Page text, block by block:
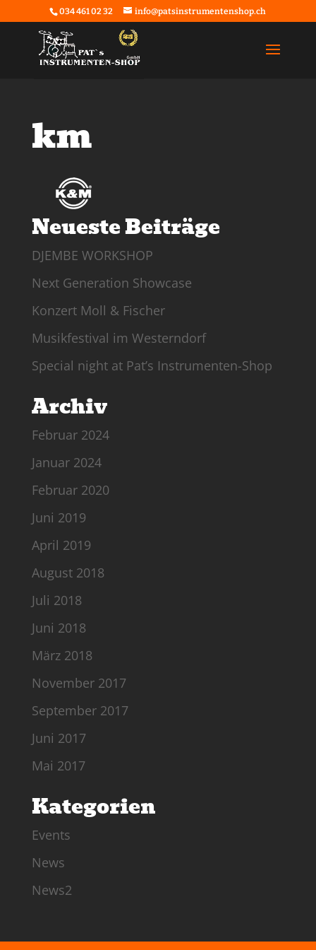
034 461 02 32 info@patsinstrumentenshop.ch
km
Neueste Beiträge
DJEMBE WORKSHOP
Next Generation Showcase
Konzert Moll & Fischer
Musikfestival im Westerndorf
Special night at Pat’s Instrumenten-Shop
Archiv
Februar 2024
Januar 2024
Februar 2020
Juni 2019
April 2019
August 2018
Juli 2018
Juni 2018
März 2018
November 2017
September 2017
Juni 2017
Mai 2017
Kategorien
Events
News
News2